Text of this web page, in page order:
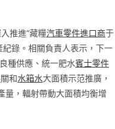
推進“藏糧汽車零件進口商于
錄。相關負責人表示，下一
種供應、統一肥水賓士零件
關和水箱水大面積示范推廣，
量，輻射帶動大面積均衡增